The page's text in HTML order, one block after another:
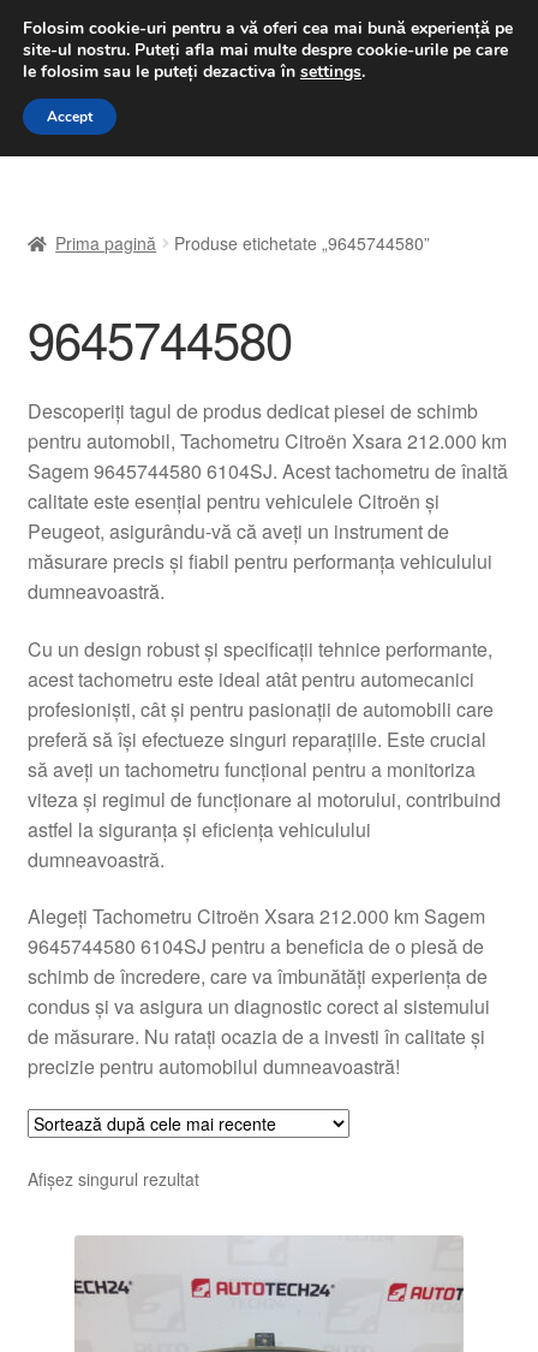
LIVRARE de la 33 lei
luni-vineri 9 a.m. - 4 p.m.031 229 6816
Sari
Sari
A lua legatura
Contul meu
Despre noi
Finalizare comandă
Livrare
Livrare în toată lumea
Plângere
Plățile
Politică de confidențialitate
Termeni si conditii
Prima pagină Produse etichetate „9645744580”
9645744580
Descoperiți tagul de produs dedicat piesei de schimb
pentru automobil, Tachometru Citroën Xsara 212.000 km
Sagem 9645744580 6104SJ. Acest tachometru de înaltă
calitate este esențial pentru vehiculele Citroën și
Peugeot, asigurându-vă că aveți un instrument de
măsurare precis și fiabil pentru performanța vehiculului
dumneavoastră.
Cu un design robust și specificații tehnice performante,
acest tachometru este ideal atât pentru automecanici
profesioniști, cât și pentru pasionații de automobili care
preferă să își efectueze singuri reparațiile. Este crucial
să aveți un tachometru funcțional pentru a monitoriza
viteza și regimul de funcționare al motorului, contribuind
astfel la siguranța și eficiența vehiculului
dumneavoastră.
Alegeți Tachometru Citroën Xsara 212.000 km Sagem
9645744580 6104SJ pentru a beneficia de o piesă de
schimb de încredere, care va îmbunătăți experiența de
condus și va asigura un diagnostic corect al sistemului
de măsurare. Nu ratați ocazia de a investi în calitate și
precizie pentru automobilul dumneavoastră!
Afișez singurul rezultat
Folosim cookie-uri pentru a vă oferi cea mai bună experiență pe
site-ul nostru. Puteți afla mai multe despre cookie-urile pe care
le folosim sau le puteți dezactiva în settings.
Accept